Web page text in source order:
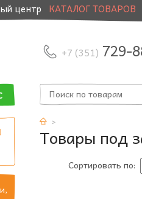
центр КАТАЛОГ ТОВАРОВ
+7 (351) 729-
Товары под
Сортировать по: